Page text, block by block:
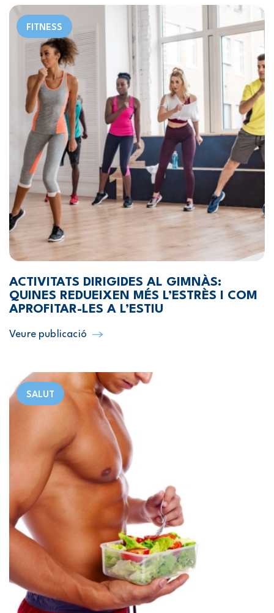
FITNESS
ACTIVITATS DIRIGIDES AL GIMNÀS:
QUINES REDUEIXEN MÉS L’ESTRÈS I COM
APROFITAR-LES A L’ESTIU
Veure publicació
SALUT